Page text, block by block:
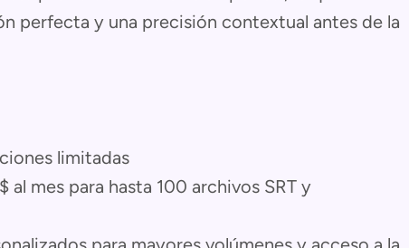
perfecta y una precisión contextual antes de la
limitadas
al mes para hasta 100 archivos SRT y